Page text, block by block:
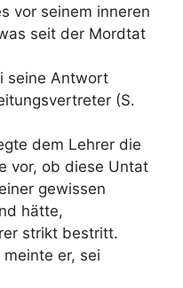
vor seinem inneren
seit der Mordtat
seine Antwort
(S.
dem Lehrer die
vor, ob diese Untat
gewissen
hätte,
strikt bestritt.
er, sei